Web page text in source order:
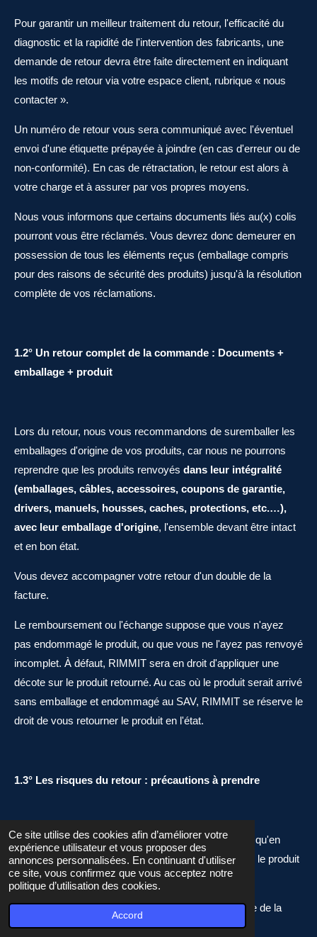
Ce site utilise des cookies afin d’améliorer votre
expérience utilisateur et vous proposer des
annonces personnalisées. En continuant d'utiliser
ce site, vous confirmez que vous acceptez notre
politique d’utilisation des cookies.
Accord
Pour garantir un meilleur traitement du retour, l'efficacité du
diagnostic et la rapidité de l'intervention des fabricants, une
demande de retour devra être faite directement en indiquant
les motifs de retour via votre espace client, rubrique « nous
contacter ».
Un numéro de retour vous sera communiqué avec l'éventuel
envoi d'une étiquette prépayée à joindre (en cas d'erreur ou de
non-conformité). En cas de rétractation, le retour est alors à
votre charge et à assurer par vos propres moyens.
Nous vous informons que certains documents liés au(x) colis
pourront vous être réclamés. Vous devrez donc demeurer en
possession de tous les éléments reçus (emballage compris
pour des raisons de sécurité des produits) jusqu'à la résolution
complète de vos réclamations.
1.2° Un retour complet de la commande : Documents +
emballage + produit
Lors du retour, nous vous recommandons de suremballer les
emballages d'origine de vos produits, car nous ne pourrons
reprendre que les produits renvoyés dans leur intégralité
(emballages, câbles, accessoires, coupons de garantie,
drivers, manuels, housses, caches, protections, etc.…),
avec leur emballage d'origine, l'ensemble devant être intact
et en bon état.
Vous devez accompagner votre retour d'un double de la
facture.
Le remboursement ou l'échange suppose que vous n'ayez
pas endommagé le produit, ou que vous ne l'ayez pas renvoyé
incomplet. À défaut, RIMMIT sera en droit d'appliquer une
décote sur le produit retourné. Au cas où le produit serait arrivé
sans emballage et endommagé au SAV, RIMMIT se réserve le
droit de vous retourner le produit en l'état.
1.3° Les risques du retour : précautions à prendre
Nous attirons spécialement votre attention sur le fait qu'en
l'absence d'étiquette prépayée vous devez retourner le produit
:
- en déclarant la valeur du produit, telle qu'elle résulte de la
facture d'achat et